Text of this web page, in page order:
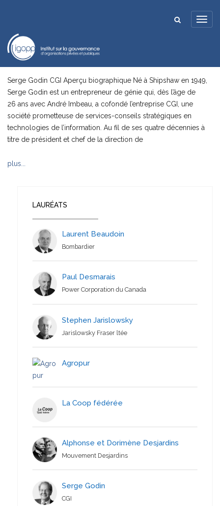
Serge Godin CGI Aperçu biographique Né à Shipshaw en 1949,
Serge Godin est un entrepreneur de génie qui, dès l’âge de
26 ans avec André Imbeau, a cofondé l’entreprise CGI, une
société prometteuse de services-conseils stratégiques en
technologies de l’information. Au fil de ses quatre décennies à
titre de président et chef de la direction de
plus...
LAURÉATS
Laurent Beaudoin
Bombardier
Paul Desmarais
Power Corporation du Canada
Stephen Jarislowsky
Jarislowsky Fraser ltée
Agropur
La Coop fédérée
Alphonse et Dorimène Desjardins
Mouvement Desjardins
Serge Godin
CGI